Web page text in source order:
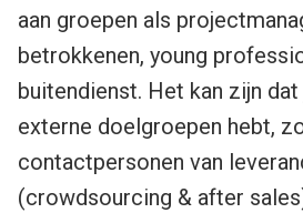
aan groepen als
betrokkenen, young
buitendienst. Het kan zijn
externe doelgroepen hebt,
contactpersonen van
(crowdsourcing & after